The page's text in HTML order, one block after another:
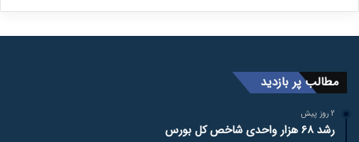
مطالب پر بازدید
2 روز پیش
رشد ۶۸ هزار واحدی شاخص کل بورس